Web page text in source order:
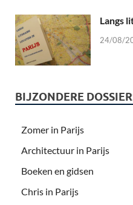
Langs
24/08/
BIJZONDERE
Zomer in Parijs
Architectuur in Parijs
Boeken en gidsen
Chris in Parijs